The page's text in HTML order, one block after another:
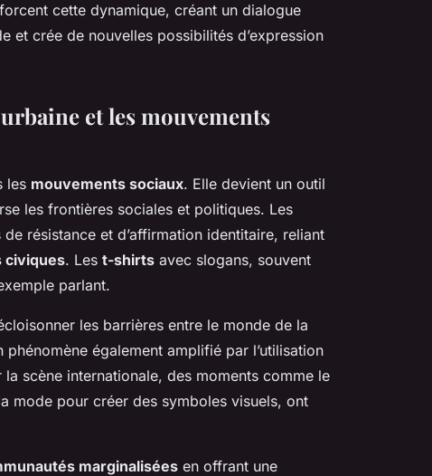
cette dynamique, créant un dialogue
et crée de nouvelles possibilités d’expression
et les mouvements
les mouvements sociaux. Elle devient un outil
les frontières sociales et politiques. Les
résistance et d’affirmation identitaire, reliant
civiques. Les t-shirts avec slogans, souvent
parlant.
les barrières entre le monde de la
phénomène également amplifié par l’utilisation
scène internationale, des moments comme le
mode pour créer des symboles visuels, ont
marginalisées en offrant une